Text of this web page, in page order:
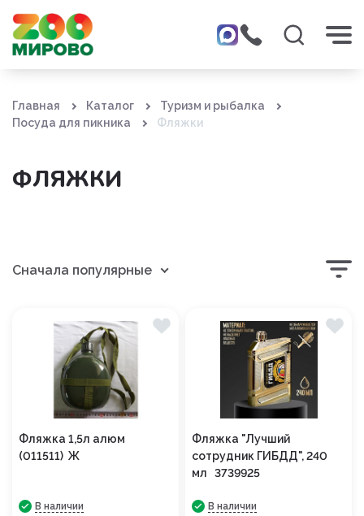
Главная Каталог
Туризм и рыбалка
Посуда для пикника
Фляжки
ФЛЯЖКИ
Сначала популярные
Фляжка 1,5л алюм
(011511) Ж
В наличии
Фляжка "Лучший
сотрудник ГИБДД", 240
мл 3739925
В наличии